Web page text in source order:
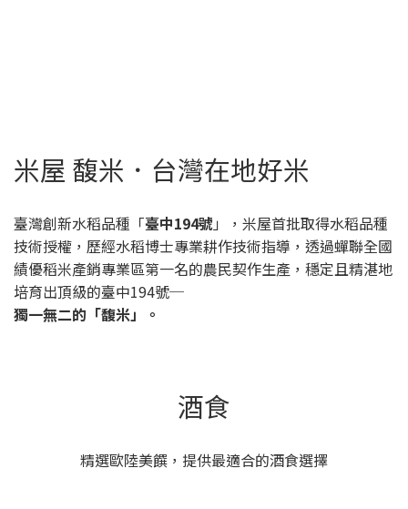
米屋 馥米．台灣在地好米
臺灣創新水稻品種「臺中194號」，米屋首批取得水稻品種
技術授權，歷經水稻博士專業耕作技術指導，透過蟬聯全國
績優稻米產銷專業區第一名的農民契作生產，穩定且精湛地
培育出頂級的臺中194號─
獨一無二的「馥米」。
酒食
精選歐陸美饌，提供最適合的酒食選擇